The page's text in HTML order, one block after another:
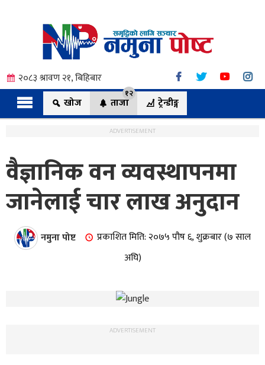
२०८३ श्रावण २१, बिहिबार
खोज
ताजा
१२
ट्रेन्डीङ्ग
ADVERTISEMENT
वैज्ञानिक वन व्यवस्थापनमा
जानेलाई चार लाख अनुदान
नमुना पोष्ट
प्रकाशित मिति: २०७५ पौष ६, शुक्रबार (७ साल
अघि)
ADVERTISEMENT